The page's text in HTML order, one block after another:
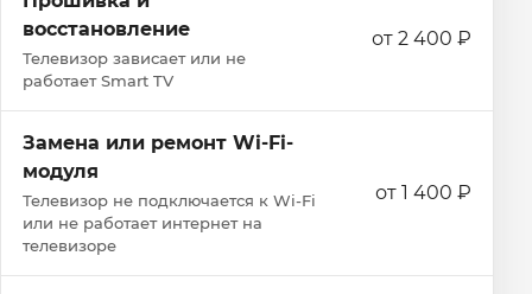
восстановление
Телевизор зависает или не
работает Smart TV
от 2 400 ₽
Замена или ремонт Wi‑Fi-
модуля
Телевизор не подключается к Wi‑Fi
или не работает интернет на
телевизоре
от 1 400 ₽